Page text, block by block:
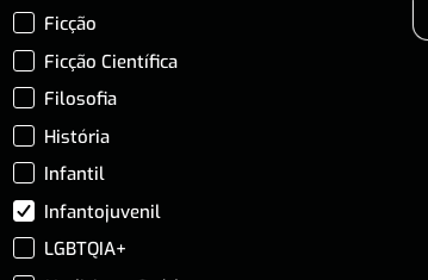
Ficção
Ficção Científica
Filosofia
História
Infantil
Infantojuvenil
LGBTQIA+